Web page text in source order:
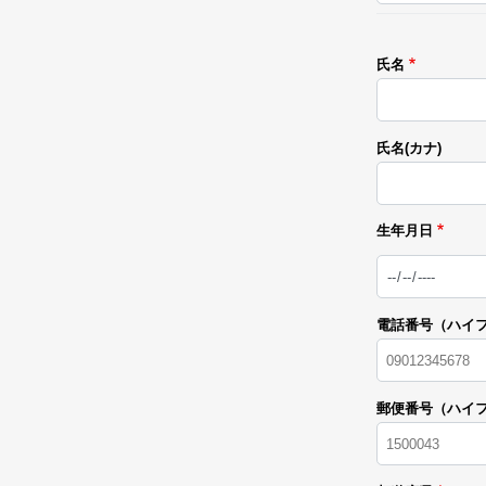
氏名
氏名(カナ)
生年月日
日
付
電話番号（ハイ
郵便番号（ハイ